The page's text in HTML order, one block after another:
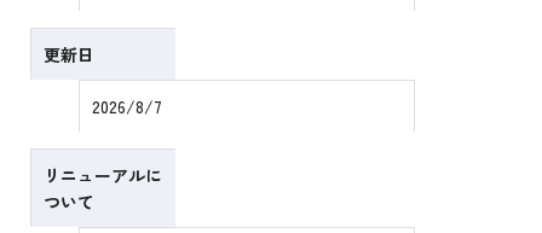
更新日
2026/8/7
リニューアルに
ついて